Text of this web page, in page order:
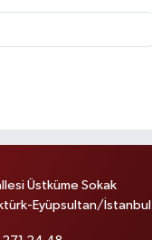
Üstküme Sokak
Eyüpsultan/İstanbul